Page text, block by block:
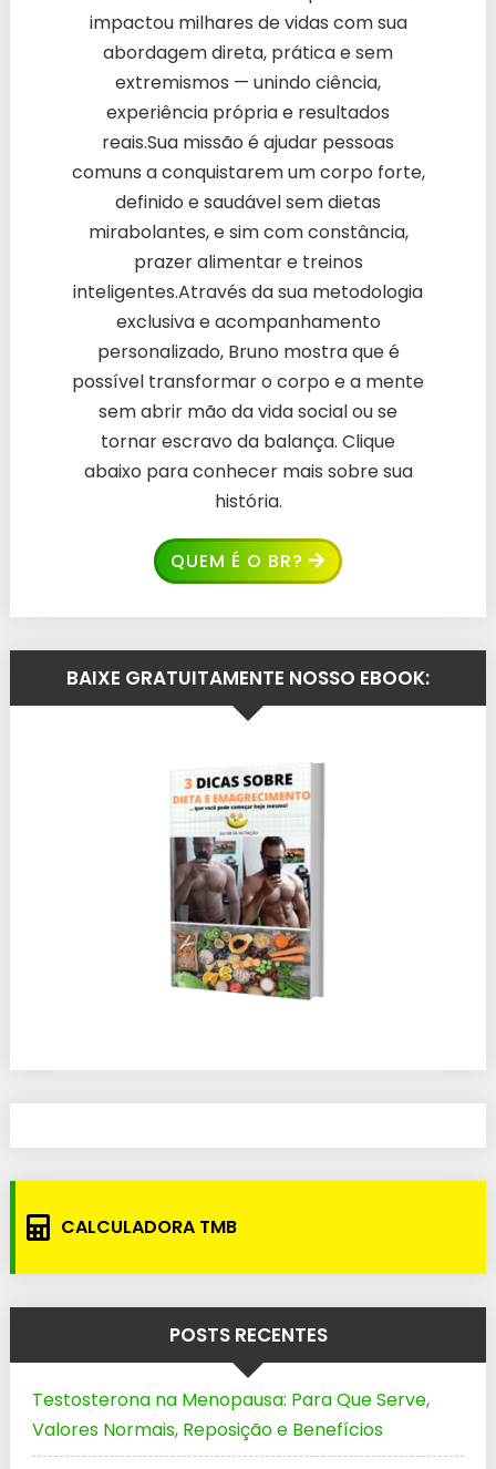
impactou milhares de vidas com sua
abordagem direta, prática e sem
extremismos — unindo ciência,
experiência própria e resultados
reais.Sua missão é ajudar pessoas
comuns a conquistarem um corpo forte,
definido e saudável sem dietas
mirabolantes, e sim com constância,
prazer alimentar e treinos
inteligentes.Através da sua metodologia
exclusiva e acompanhamento
personalizado, Bruno mostra que é
possível transformar o corpo e a mente
sem abrir mão da vida social ou se
tornar escravo da balança. Clique
abaixo para conhecer mais sobre sua
história.
QUEM É O BR?
BAIXE GRATUITAMENTE NOSSO EBOOK:
CALCULADORA TMB
POSTS RECENTES
Testosterona na Menopausa: Para Que Serve,
Valores Normais, Reposição e Benefícios